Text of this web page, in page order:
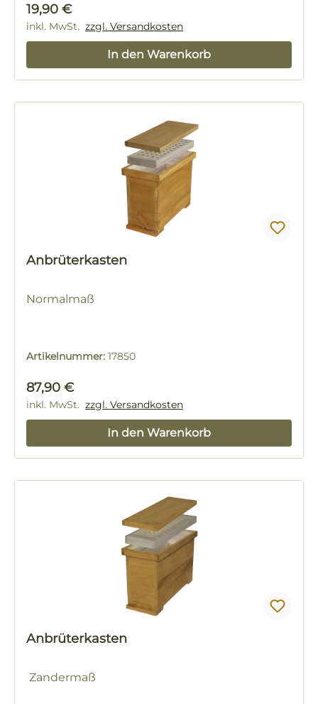
Regulärer Preis:
19,90 €
inkl. MwSt. zzgl. Versandkosten
In den Warenkorb
Anbrüterkasten
Normalmaß
Artikelnummer: 17850
Regulärer Preis:
87,90 €
inkl. MwSt. zzgl. Versandkosten
In den Warenkorb
Anbrüterkasten
Zandermaß